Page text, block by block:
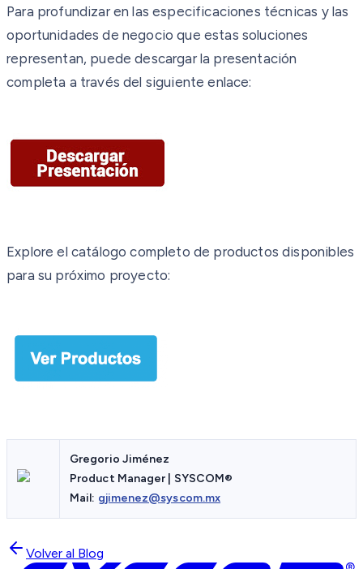
Para profundizar en las especificaciones técnicas y las
oportunidades de negocio que estas soluciones
representan, puede descargar la presentación
completa a través del siguiente enlace:
Explore el catálogo completo de productos disponibles
para su próximo proyecto:
Gregorio Jiménez
Product Manager | SYSCOM®
Mail: gjimenez@syscom.mx
Volver al Blog